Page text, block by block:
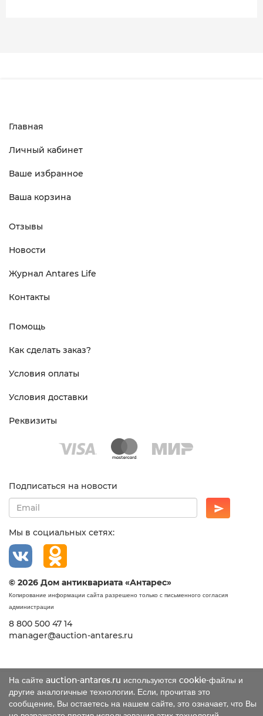
На сайте auction-antares.ru используются cookie-файлы и
другие аналогичные технологии. Если, прочитав это
сообщение, Вы остаетесь на нашем сайте, это означает, что Вы
Главная
Личный кабинет
Ваше избранное
Ваша корзина
Отзывы
Новости
Журнал Antares Life
Контакты
Помощь
Как сделать заказ?
Условия оплаты
Условия доставки
Реквизиты
Подписаться на новости
Мы в социальных сетях:
© 2026 Дом антиквариата «Антарес»
Копирование информации сайта разрешено только с письменного согласия
администрации
8 800 500 47 14
manager@auction-antares.ru